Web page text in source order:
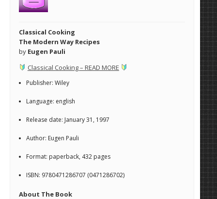
Classical Cooking
The Modern Way Recipes
by Eugen Pauli
Classical Cooking – READ MORE
Publisher: Wiley
Language: english
Release date: January 31, 1997
Author: Eugen Pauli
Format: paperback, 432 pages
ISBN: 9780471286707 (0471286702)
About The Book